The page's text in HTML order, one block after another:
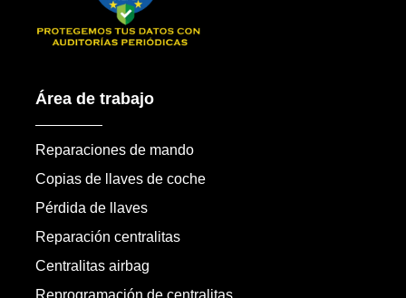
Área de trabajo
Reparaciones de mando
Copias de llaves de coche
Pérdida de llaves
Reparación centralitas
Centralitas airbag
Reprogramación de centralitas